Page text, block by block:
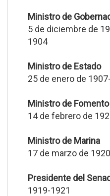
Ministro de
5 de diciembre de
1904
Ministro de Estado
25 de enero de
Ministro de Fomento
14 de febrero de
Ministro de Marina
17 de marzo de
Presidente del
1919-1921